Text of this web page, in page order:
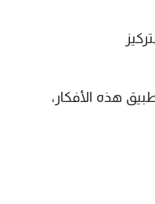
هذه الأفكار،